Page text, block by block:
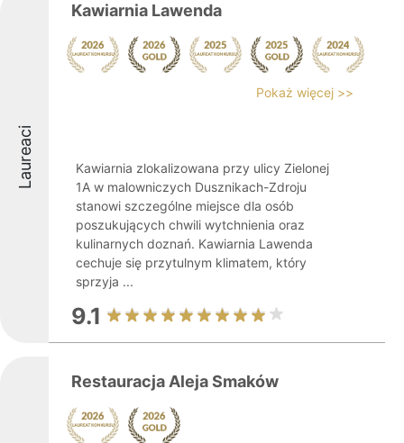
Laureaci
Kawiarnia Lawenda
Pokaż więcej >>
Kawiarnia zlokalizowana przy ulicy Zielonej
1A w malowniczych Dusznikach-Zdroju
stanowi szczególne miejsce dla osób
poszukujących chwili wytchnienia oraz
kulinarnych doznań. Kawiarnia Lawenda
cechuje się przytulnym klimatem, który
sprzyja ...
9.1
Restauracja Aleja Smaków